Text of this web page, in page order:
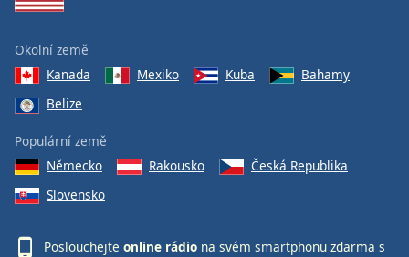
Okolní země
Kanada
Mexiko Kuba
Bahamy
Belize
Populární země
Německo
Rakousko
Česká Republika
Slovensko
Poslouchejte online rádio na svém smartphonu zdarma s